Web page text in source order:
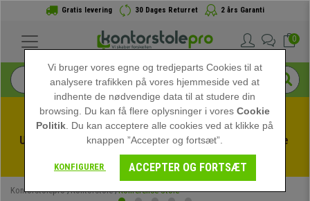
Gratis levering 30 Dages Returret 2 års Garanti
0
Udnyt sommerudsalget hos kontorstolepro! Eksklusive
rabatter i en begrænset periode - Se tilbuddet
Kontorstolepro Kontorstole Konference Stole
Vi bruger vores egne og tredjeparts Cookies til at
analysere trafikken på vores hjemmeside ved at
indhente de nødvendige data til at studere din
browsing. Du kan få flere oplysninger i voresCookie
Politik . Du kan acceptere alle cookies ved at klikke på
knappen ”Accepter og fortsæt”.
KONFIGURER ACCEPTER OG FORTSÆT